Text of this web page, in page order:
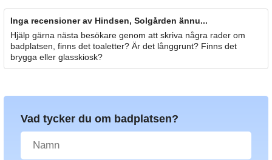
Inga recensioner av Hindsen, Solgården ännu...
Hjälp gärna nästa besökare genom att skriva några rader om
badplatsen, finns det toaletter? Är det långgrunt? Finns det
brygga eller glasskiosk?
Vad tycker du om badplatsen?